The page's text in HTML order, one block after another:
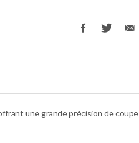
une grande précision de coupe